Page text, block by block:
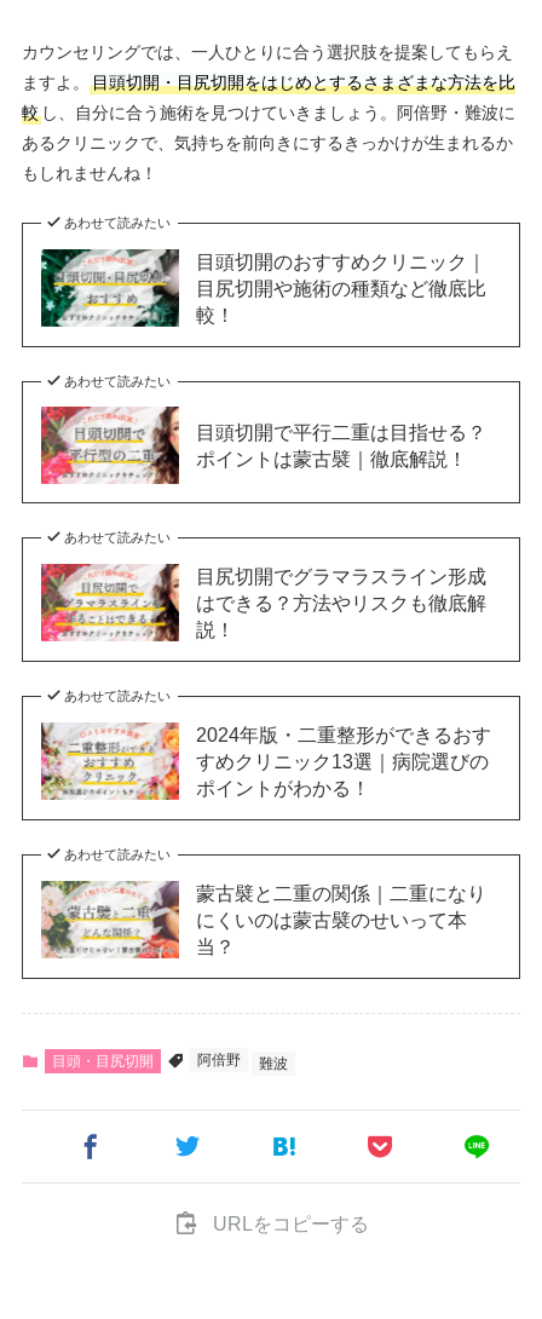
カウンセリングでは、一人ひとりに合う選択肢を提案してもらえ
ますよ。
目頭切開・目尻切開をはじめとするさまざまな方法を比
較し、自分に合う施術を見つけていきましょう。阿倍野・難波に
あるクリニックで、気持ちを前向きにするきっかけが生まれるか
もしれませんね！
あわせて読みたい
目頭切開のおすすめクリニック｜
目尻切開や施術の種類など徹底比
較！
あわせて読みたい
目頭切開で平行二重は目指せる？
ポイントは蒙古襞｜徹底解説！
あわせて読みたい
目尻切開でグラマラスライン形成
はできる？方法やリスクも徹底解
説！
あわせて読みたい
2024年版・二重整形ができるおす
すめクリニック13選｜病院選びの
ポイントがわかる！
あわせて読みたい
蒙古襞と二重の関係｜二重になり
にくいのは蒙古襞のせいって本
当？
目頭・目尻切開 阿倍野 難波
URLをコピーする